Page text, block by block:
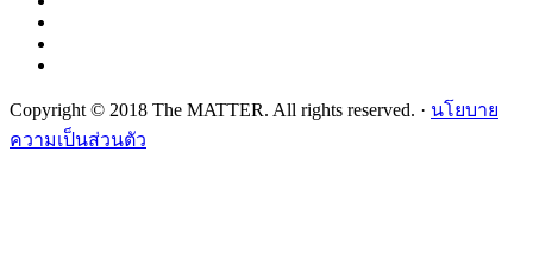
Copyright © 2018 The MATTER. All rights reserved. · นโยบาย
ความเป็นส่วนตัว